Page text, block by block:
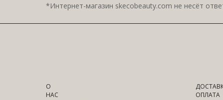
*Интернет-магазин skecobeauty.com не несёт
О
НАС
ОПЛАТА